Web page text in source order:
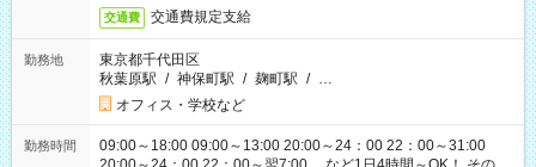
交通費 交通費規定支給
勤務地
東京都千代田区
秋葉原駅 / 神保町駅 / 麹町駅 / …
オフィス・学校など
勤務時間
09:00～18:00 09:00～13:00 20:00～24：00 22：00～31:00